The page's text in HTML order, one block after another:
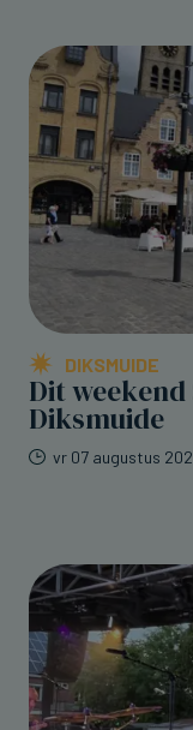
DIKSMUIDE
Dit
Diksmuide
vr 07 augustus